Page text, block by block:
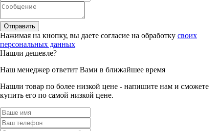
Отправить
Нажимая на кнопку, вы даете согласие на обработку своих
персональных данных
Нашли дешевле?
Наш менеджер ответит Вами в ближайшее время
Нашли товар по более низкой цене - напишите нам и сможете
купить его по самой низкой цене.